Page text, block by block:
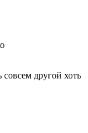
другой хоть